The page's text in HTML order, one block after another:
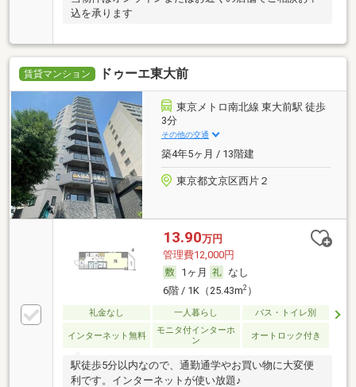
込を承ります
賃貸マンション ドゥーエ東大前
東京メトロ南北線 東大前駅 徒歩
3分
その他の交通
築4年5ヶ月 / 13階建
東京都文京区西片２
13.90万円
管理費12,000円
1ヶ月
なし
6階 / 1K（25.43m2）
礼金なし 一人暮らし バス・トイレ別
インターネット無料
モニタ付インターホ
ン
オートロック付き
駅徒歩5分以内なので、通勤通学やお買い物に大変便
利です。インターネットが使い放題♪